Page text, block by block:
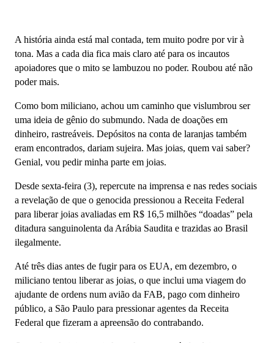
A história ainda está mal contada, tem muito podre por vir à
tona. Mas a cada dia fica mais claro até para os incautos
apoiadores que o mito se lambuzou no poder. Roubou até não
poder mais.
Como bom miliciano, achou um caminho que vislumbrou ser
uma ideia de gênio do submundo. Nada de doações em
dinheiro, rastreáveis. Depósitos na conta de laranjas também
eram encontrados, dariam sujeira. Mas joias, quem vai saber?
Genial, vou pedir minha parte em joias.
Desde sexta-feira (3), repercute na imprensa e nas redes sociais
a revelação de que o genocida pressionou a Receita Federal
para liberar joias avaliadas em R$ 16,5 milhões “doadas” pela
ditadura sanguinolenta da Arábia Saudita e trazidas ao Brasil
ilegalmente.
Até três dias antes de fugir para os EUA, em dezembro, o
miliciano tentou liberar as joias, o que inclui uma viagem do
ajudante de ordens num avião da FAB, pago com dinheiro
público, a São Paulo para pressionar agentes da Receita
Federal que fizeram a apreensão do contrabando.